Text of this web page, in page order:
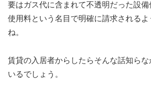
要はガス代に含まれて不透明だった設
使用料という名目で明確に請求される
ね。
賃貸の入居者からしたらそんな話知ら
いるでしょう。